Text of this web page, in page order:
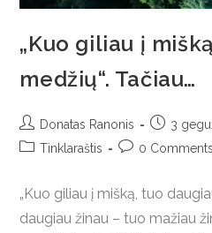
„Kuo giliau į
medžių“. Tačiau…
Donatas Ranonis
3
Tinklaraštis
0 Comments
„Kuo giliau į mišką, tuo
daugiau žinau – tuo mažiau